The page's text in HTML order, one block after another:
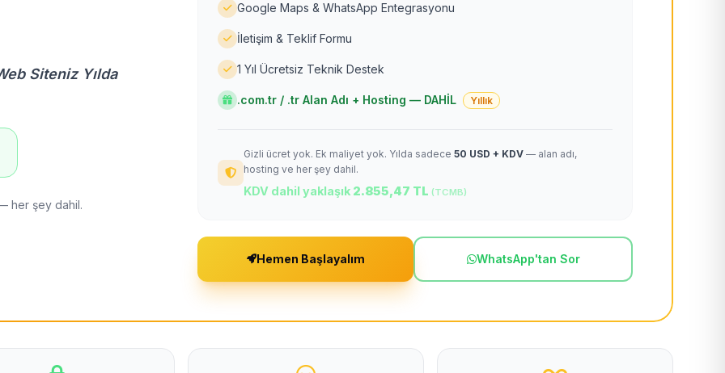
Siteniz Yılda
her şey dahil.
Google Maps & WhatsApp Entegrasyonu
İletişim & Teklif Formu
1 Yıl Ücretsiz Teknik Destek
.com.tr / .tr Alan Adı + Hosting — DAHİL Yıllık
Gizli ücret yok. Ek maliyet yok. Yılda sadece 50 USD + KDV — alan adı,
hosting ve her şey dahil.
KDV dahil yaklaşık 2.855,47 TL (TCMB)
Hemen Başlayalım WhatsApp'tan Sor